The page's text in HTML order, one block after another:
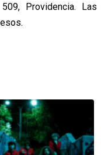
Providencia. Las